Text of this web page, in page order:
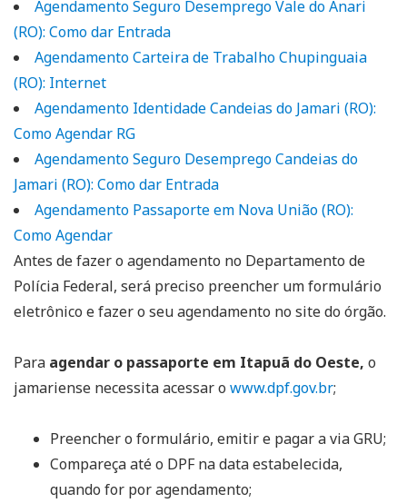
Agendamento Seguro Desemprego Vale do Anari
(RO): Como dar Entrada
Agendamento Carteira de Trabalho Chupinguaia
(RO): Internet
Agendamento Identidade Candeias do Jamari (RO):
Como Agendar RG
Agendamento Seguro Desemprego Candeias do
Jamari (RO): Como dar Entrada
Agendamento Passaporte em Nova União (RO):
Como Agendar
Antes de fazer o agendamento no Departamento de
Polícia Federal, será preciso preencher um formulário
eletrônico e fazer o seu agendamento no site do órgão.
Para agendar o passaporte em Itapuã do Oeste, o
jamariense necessita acessar o www.dpf.gov.br;
Preencher o formulário, emitir e pagar a via GRU;
Compareça até o DPF na data estabelecida,
quando for por agendamento;